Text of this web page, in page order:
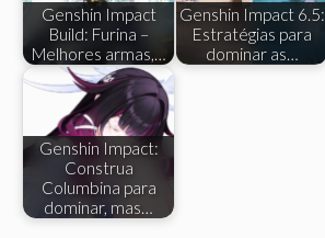
Genshin Impact
Build: Furina –
Melhores armas,…
Genshin Impact 6.5:
Estratégias para
dominar as…
Genshin Impact:
Construa
Columbina para
dominar, mas…